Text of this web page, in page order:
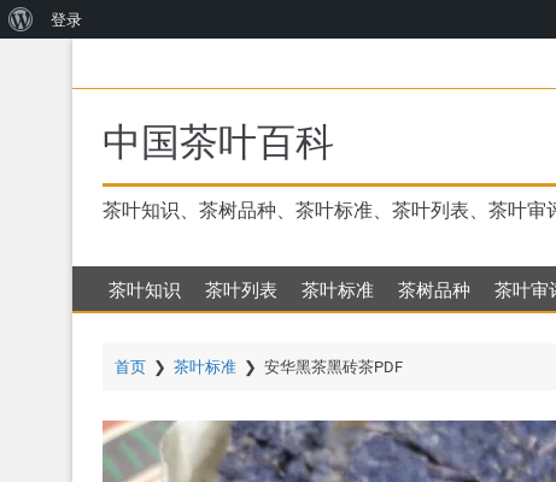
到
中国茶叶百科
茶叶知识、茶树品种、茶叶标准、茶叶列表、茶叶审
茶叶知识 茶叶列表 茶叶标准 茶树品种 茶叶审
首页❯ 茶叶标准❯ 安华黑茶黑砖茶PDF
WordPress
登录